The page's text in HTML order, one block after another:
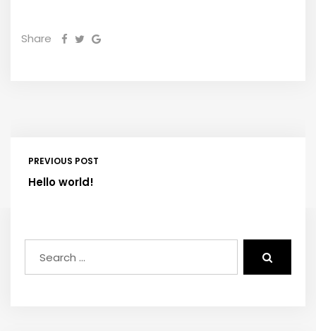
Share
PREVIOUS POST
Hello world!